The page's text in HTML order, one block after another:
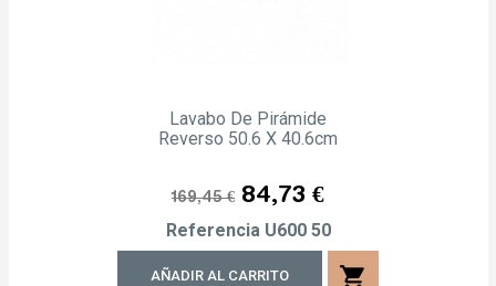
Lavabo De Pirámide
Reverso 50.6 X 40.6cm
Precio
169,45 € Precio
84,73 €
Referencia U600 50
AÑADIR AL CARRITO shopping_cart